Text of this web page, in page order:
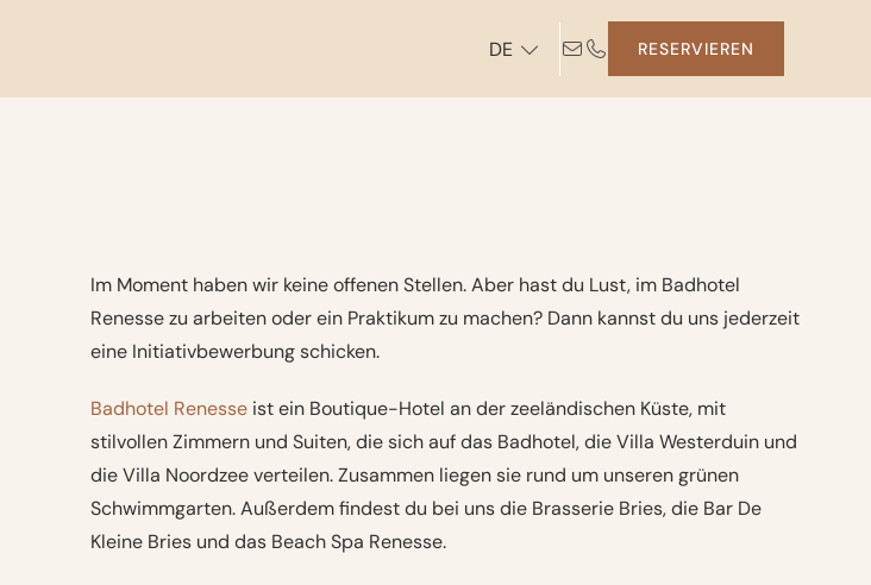
DE RESERVIEREN
Im Moment haben wir keine offenen Stellen. Aber hast du Lust, im Badhotel
Renesse zu arbeiten oder ein Praktikum zu machen? Dann kannst du uns jederzeit
eine Initiativbewerbung schicken.
Badhotel Renesseist ein Boutique-Hotel an der zeeländischen Küste, mit
stilvollen Zimmern und Suiten, die sich auf das Badhotel, die Villa Westerduin und
die Villa Noordzee verteilen. Zusammen liegen sie rund um unseren grünen
Schwimmgarten. Außerdem findest du bei uns die Brasserie Bries, die Bar De
Kleine Bries und das Beach Spa Renesse.